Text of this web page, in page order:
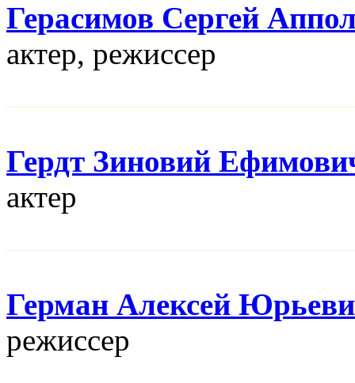
Герасимов Сергей
актер, режисcер
Гердт Зиновий
актер
Герман Алексей
режисcер